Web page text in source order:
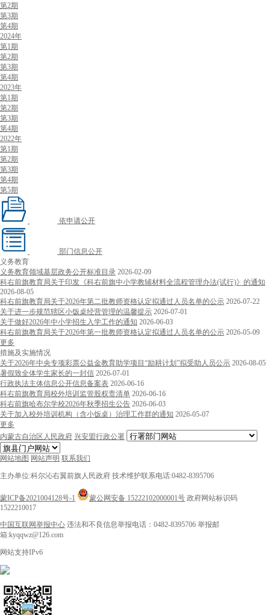
第2期
第3期
第4期
2024年
第1期
第2期
第3期
第4期
2023年
第1期
第2期
第3期
第4期
2022年
第1期
第2期
第3期
第4期
第5期
依申请公开
部门信息公开
义务教育
义务教育领域基层政务公开标准目录 2026-02-09
科右前旗教育局关于印发《科右前旗中小学教辅材料全流程管理办法(试行)》的通知
2026-08-05
科右前旗教育局关于2026年第二批教师资格认定拟通过人员名单的公示 2026-07-22
关于进一步规范辖区小饭桌经营管理的温馨提示 2026-07-01
关于做好2026年中小学招生入学工作的通知 2026-06-03
科右前旗教育局关于2026年第一批教师资格认定拟通过人员名单的公示 2026-05-09
更多
措施及实施情况
关于2026年中央专项彩票公益金教育助学项目“励耕计划”拟受助人员公示 2026-08-05
暑假致全体学生家长的一封信 2026-07-01
行政执法主体信息公开信息备案表 2026-06-16
科右前旗教育局校外培训监管股权责清单 2026-06-16
科右前旗哈布尔学校2026年秋季招生公告 2026-06-03
关于加入校外培训机构（含小饭桌）治理工作群的通知 2026-05-07
更多
内蒙古自治区人民政府 兴安盟行政公署
网站地图 网站声明 联系我们
主办单位:科尔沁右翼前旗人民政府 技术维护联系电话:0482-8395706
蒙ICP备2021004128号-1 蒙公网安备 15222102000001号 政府网站标识码
1522210017
中国互联网举报中心 违法和不良信息举报电话：0482-8395706 举报邮
箱:kyqqwz@126.com
网站支持IPv6